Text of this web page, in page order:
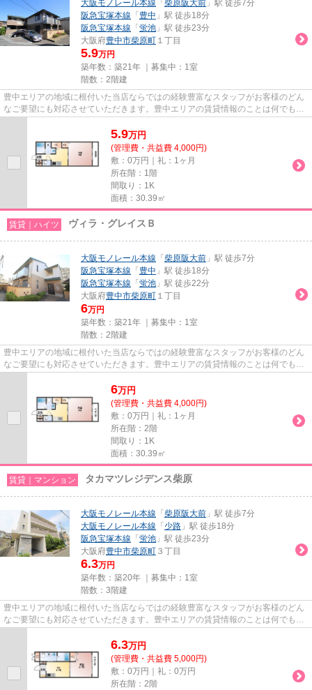
大阪モノレール本線 「 柴原阪大前 」駅 徒歩7分
阪急宝塚本線 「 豊中 」駅 徒歩18分
阪急宝塚本線 「 蛍池 」駅 徒歩23分
大阪府豊中市柴原町 １丁目
5.9万円
築年数：築21年 ｜募集中： 1室
階数：2階建
豊中エリアの地域に根付いた当店ならではの経験豊富なスタッフがお客様のどん
なご要望にも対応させていただきます。豊中エリアの賃貸情報のことは何でもお
5.9万円
(管理費・共益費 4,000円)
敷：0万円｜礼：1ヶ月
所在階：1階
間取り：1K
面積：30.39㎡
賃貸｜ハイツ ヴィラ・グレイスＢ
大阪モノレール本線 「 柴原阪大前 」駅 徒歩7分
阪急宝塚本線 「 豊中 」駅 徒歩18分
阪急宝塚本線 「 蛍池 」駅 徒歩22分
大阪府豊中市柴原町 １丁目
6万円
築年数：築21年 ｜募集中： 1室
階数：2階建
豊中エリアの地域に根付いた当店ならではの経験豊富なスタッフがお客様のどん
なご要望にも対応させていただきます。豊中エリアの賃貸情報のことは何でもお
6万円
(管理費・共益費 4,000円)
敷：0万円｜礼：1ヶ月
所在階：2階
間取り：1K
面積：30.39㎡
賃貸｜マンション タカマツレジデンス柴原
大阪モノレール本線 「 柴原阪大前 」駅 徒歩7分
大阪モノレール本線 「 少路 」駅 徒歩18分
阪急宝塚本線 「 蛍池 」駅 徒歩23分
大阪府豊中市柴原町 ３丁目
6.3万円
築年数：築20年 ｜募集中： 1室
階数：3階建
豊中エリアの地域に根付いた当店ならではの経験豊富なスタッフがお客様のどん
なご要望にも対応させていただきます。豊中エリアの賃貸情報のことは何でもお
6.3万円
(管理費・共益費 5,000円)
敷：0万円｜礼：0万円
所在階：2階